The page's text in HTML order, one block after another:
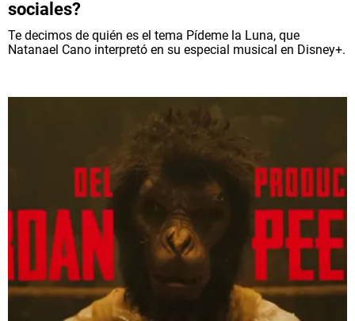
sociales?
Te decimos de quién es el tema Pídeme la Luna, que
Natanael Cano interpretó en su especial musical en Disney+.